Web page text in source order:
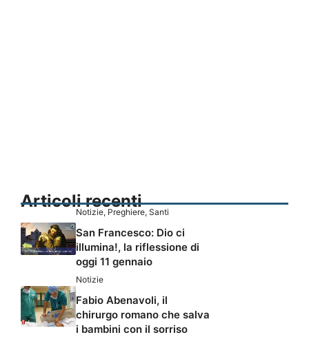
Articoli recenti
Notizie, Preghiere, Santi
San Francesco: Dio ci
illumina!, la riflessione di
oggi 11 gennaio
Notizie
Fabio Abenavoli, il
chirurgo romano che salva
i bambini con il sorriso